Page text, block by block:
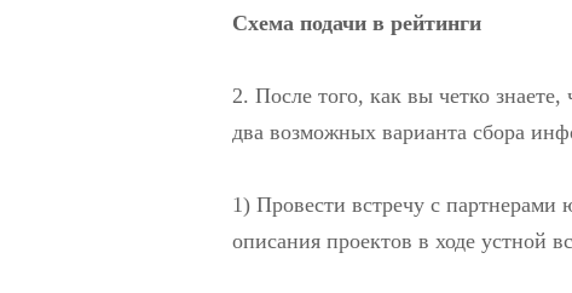
Схема подачи в рейтинги
2. После того, как вы четко знаете,
два возможных варианта сбора
1) Провести встречу с
описания проектов в ходе устной